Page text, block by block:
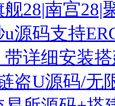
28|南宫28|
源码支持
带详细安装
盗U源码/无